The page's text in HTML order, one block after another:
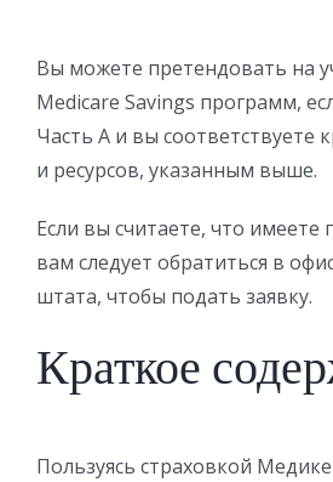
Вы можете претендовать на
Medicare Savings программ,
Часть А и вы соответствуете
и ресурсов, указанным выше.
Если вы считаете, что имеете
вам следует обратиться в
штата, чтобы подать заявку.
Краткое
Пользуясь страховкой